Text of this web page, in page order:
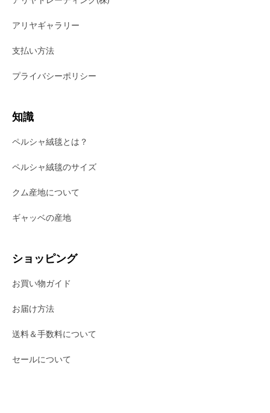
アリヤギャラリー
支払い方法
プライバシーポリシー
知識
ペルシャ絨毯とは？
ペルシャ絨毯のサイズ
クム産地について
ギャッベの産地
ショッピング
お買い物ガイド
お届け方法
送料＆手数料について
セールについて